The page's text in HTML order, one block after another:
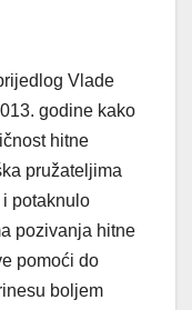
Vlade
godine kako
hitne
pružateljima
potaknulo
pozivanja hitne
pomoći do
boljem